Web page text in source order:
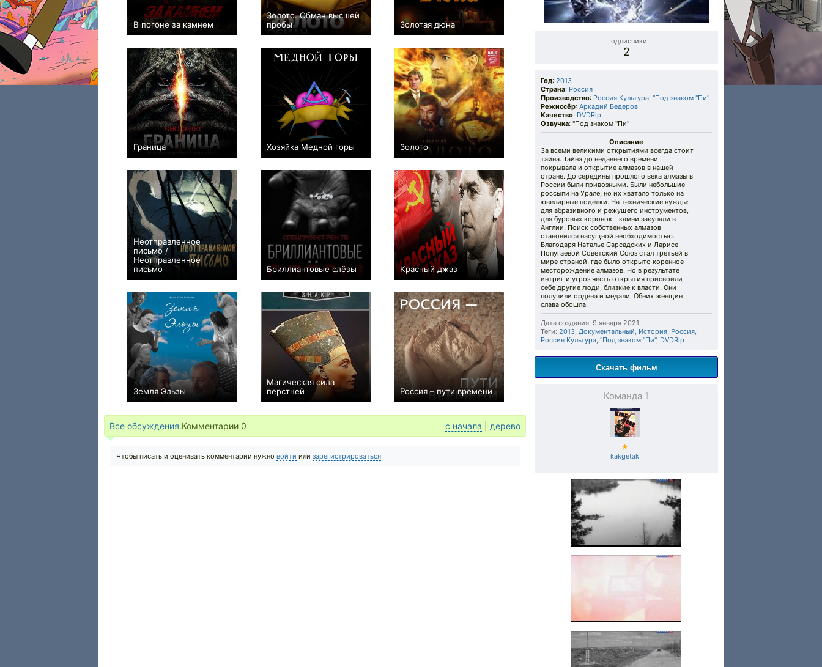
В погоне за камнем
0
Золото. Обман высшей
пробы
+6
Золотая дюна
−1
Граница
0
Хозяйка Медной горы
+1
Золото
+3
Неотправленное
письмо /
Неотправленное
письмо
+2
Бриллиантовые слёзы
0
Красный джаз
0
Земля Эльзы
0
Магическая сила
перстней
0
Россия – пути времени
+1
Все обсуждения.Комментарии 0 с начала дерево
Чтобы писать и оценивать комментарии нужно войти или зарегистрироваться
Подписчики
2
Год: 2013
Страна: Россия
Производство: Россия Культура, "Под знаком "Пи"
Режиссёр: Аркадий Бедеров
Качество: DVDRip
Озвучка: "Под знаком "Пи"
Описание
За всеми великими открытиями всегда стоит
тайна. Тайна до недавнего времени
покрывала и открытие алмазов в нашей
стране. До середины прошлого века алмазы в
России были привозными. Были небольшие
россыпи на Урале, но их хватало только на
ювелирные поделки. На технические нужды:
для абразивного и режущего инструментов,
для буровых коронок - камни закупали в
Англии. Поиск собственных алмазов
становился насущной необходимостью.
Благодаря Наталье Сарсадских и Ларисе
Попугаевой Советский Союз стал третьей в
мире страной, где было открыто коренное
месторождение алмазов. Но в результате
интриг и угроз честь открытия присвоили
себе другие люди, близкие к власти. Они
получили ордена и медали. Обеих женщин
слава обошла.
Дата создания: 9 января 2021
Теги: 2013, Документальный, История, Россия,
Россия Культура, "Под знаком "Пи", DVDRip
Скачать фильм
Команда 1
★
kakgetak